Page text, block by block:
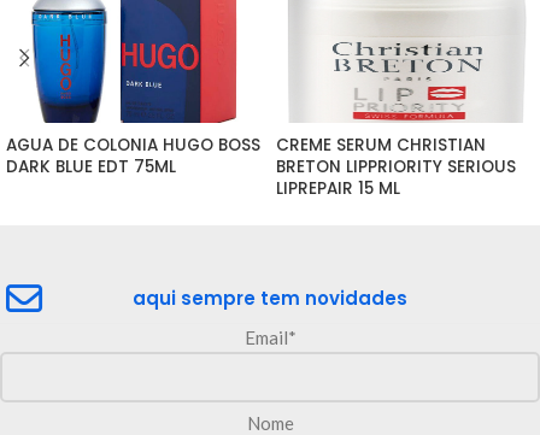
AGUA DE COLONIA HUGO BOSS
DARK BLUE EDT 75ML
CREME SERUM CHRISTIAN
BRETON LIPPRIORITY SERIOUS
LIPREPAIR 15 ML
aqui sempre tem novidades
Email*
Nome